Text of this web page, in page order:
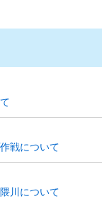
戦について
川について